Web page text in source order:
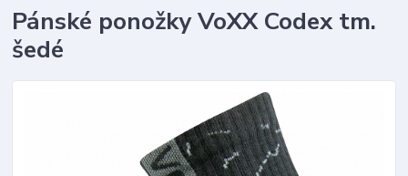
Pánské ponožky VoXX Codex tm.
šedé